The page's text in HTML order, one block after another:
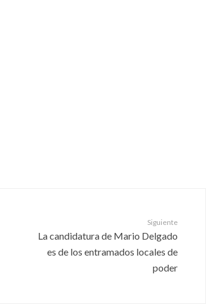
Siguiente
La candidatura de Mario Delgado
es de los entramados locales de
poder